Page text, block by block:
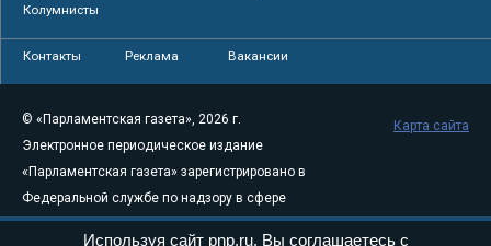
Колумнисты
Контакты Реклама Вакансии
© «Парламентская газета», 2026 г.
Электронное периодическое издание
«Парламентская газета» зарегистрировано в
Федеральной службе по надзору в сфере
связи, информационных технологий и
Карта сайта
Используя сайт pnp.ru, Вы соглашаетесь с